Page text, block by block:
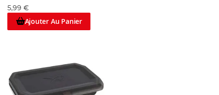
5,99 €
Ajouter Au Panier